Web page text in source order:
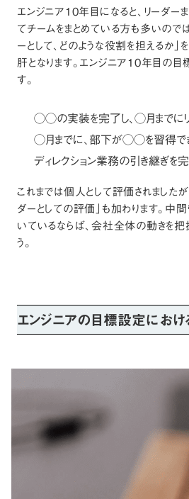
エンジニア10年目になると、リーダー
てチームをまとめている方も多いので
ーとして、どのような役割を担えるか
肝となります。エンジニア10年目の
す。
◯◯の実装を完了し、◯月までに
◯月までに、部下が◯◯を習得で
ディレクション業務の引き継ぎを
これまでは個人として評価されました
ダーとしての評価」も加わります。中
いているならば、会社全体の動きを
う。
エンジニアの目標設定にお